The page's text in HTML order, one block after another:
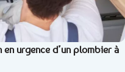
en urgence d’un plombier à